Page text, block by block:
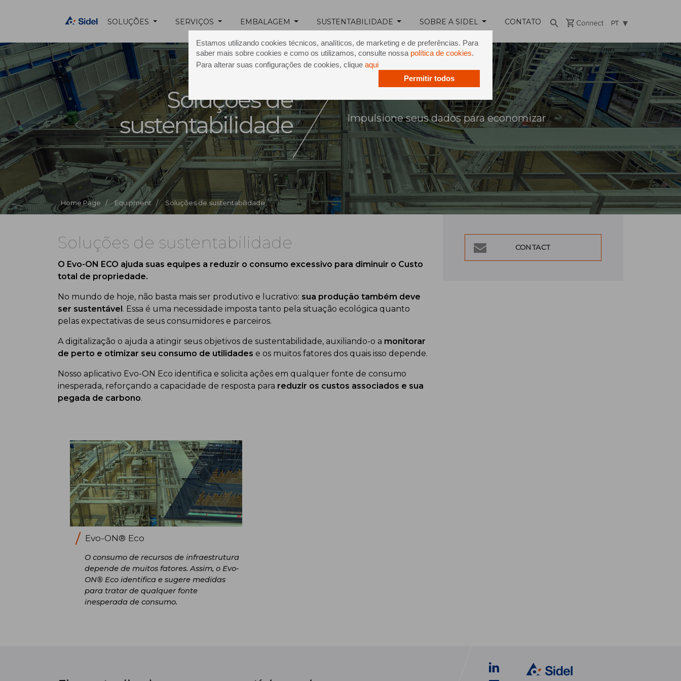
Estamos utilizando cookies técnicos, analíticos, de marketing e de preferências. Para
saber mais sobre cookies e como os utilizamos, consulte nossa política de cookies.
Para alterar suas configurações de cookies, clique aqui
Permitir todos
SOLUÇÕES SERVIÇOS EMBALAGEM SUSTENTABILIDADE SOBRE A SIDEL CONTATO PT
Home Page / Equipment / Soluções de sustentabilidade
Soluções de
sustentabilidade
Impulsione seus dados para economizar
Soluções de sustentabilidade
O Evo-ON ECO ajuda suas equipes a reduzir o consumo excessivo para diminuir o Custo
total de propriedade.
No mundo de hoje, não basta mais ser produtivo e lucrativo: sua produção também deve
ser sustentável. Essa é uma necessidade imposta tanto pela situação ecológica quanto
pelas expectativas de seus consumidores e parceiros.
A digitalização o ajuda a atingir seus objetivos de sustentabilidade, auxiliando-o a monitorar
de perto e otimizar seu consumo de utilidades e os muitos fatores dos quais isso depende.
Nosso aplicativo Evo-ON Eco identifica e solicita ações em qualquer fonte de consumo
inesperada, reforçando a capacidade de resposta para reduzir os custos associados e sua
pegada de carbono.
CONTACT
Evo-ON® Eco
O consumo de recursos de infraestrutura
depende de muitos fatores. Assim, o Evo-
ON® Eco identifica e sugere medidas
para tratar de qualquer fonte
inesperada de consumo.